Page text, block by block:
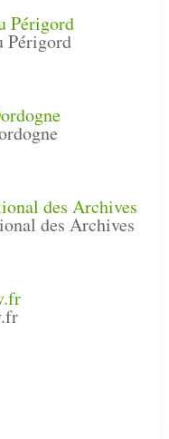
Périgord
des Archives